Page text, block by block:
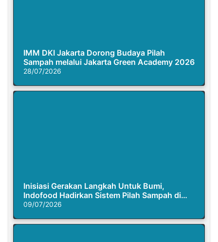
IMM DKI Jakarta Dorong Budaya Pilah
Sampah melalui Jakarta Green Academy 2026
28/07/2026
Inisiasi Gerakan Langkah Untuk Bumi,
Indofood Hadirkan Sistem Pilah Sampah di
Semasa Piknik
09/07/2026